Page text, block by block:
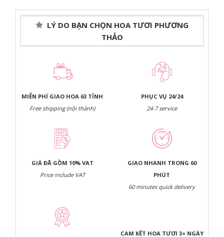
LÝ DO BẠN CHỌN HOA TƯƠI PHƯƠNG
THẢO
MIỄN PHÍ GIAO HOA 63 TỈNH
Free shipping (nội thành)
PHỤC VỤ 24/24
24-7 service
GIÁ ĐÃ GỒM 10% VAT
Price include VAT
GIAO NHANH TRONG 60
PHÚT
60 minutes quick delivery
CAM KẾT HOA TƯƠI 3+ NGÀY